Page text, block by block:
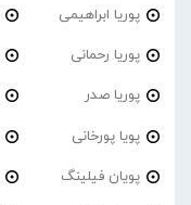
پوریا ابراهیمی
پوریا رحمانی
پوریا صدر
پویا پورخانی
پویان فیلینگ